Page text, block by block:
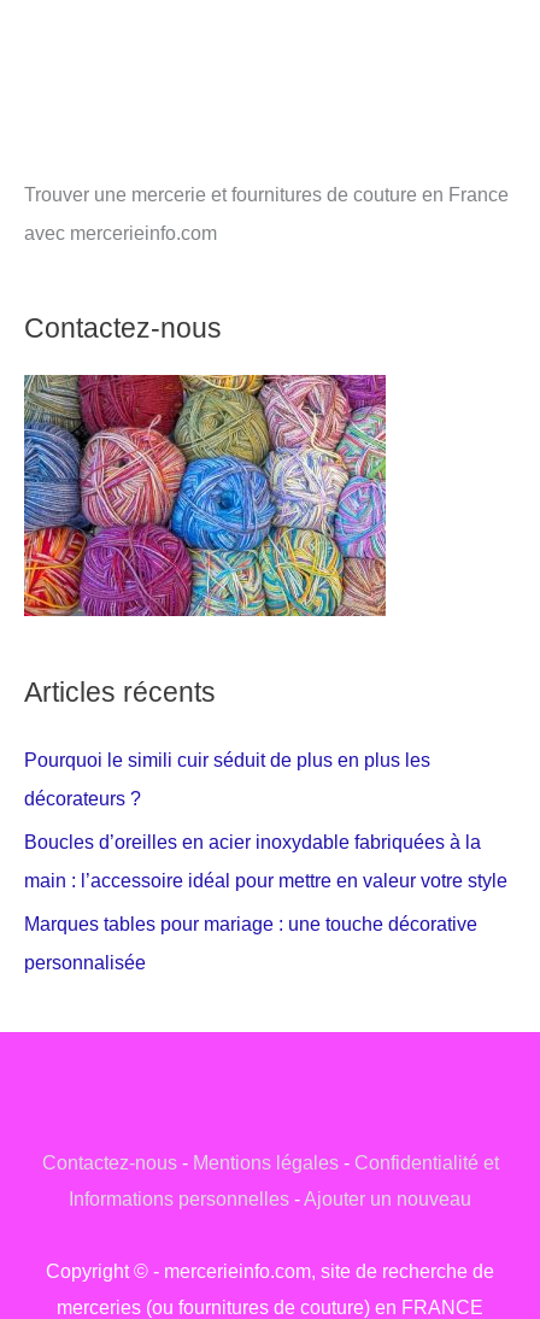
Trouver une mercerie et fournitures de couture en France
avec mercerieinfo.com
Contactez-nous
Articles récents
Pourquoi le simili cuir séduit de plus en plus les
décorateurs ?
Boucles d’oreilles en acier inoxydable fabriquées à la
main : l’accessoire idéal pour mettre en valeur votre style
Marques tables pour mariage : une touche décorative
personnalisée
Contactez-nous- Mentions légales- Confidentialité et
Informations personnelles -Ajouter un nouveau
Copyright © - mercerieinfo.com, site de recherche de
merceries (ou fournitures de couture) en FRANCE